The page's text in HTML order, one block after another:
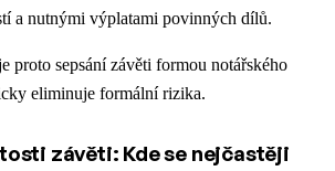
a nutnými výplatami povinných dílů.
proto sepsání závěti formou notářského
eliminuje formální rizika.
závěti: Kde se nejčastěji